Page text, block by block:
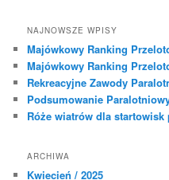
NAJNOWSZE WPISY
Majówkowy Ranking
Majówkowy Ranking
Rekreacyjne Zawody
Podsumowanie
Róże wiatrów dla startowisk
ARCHIWA
Kwiecień / 2025